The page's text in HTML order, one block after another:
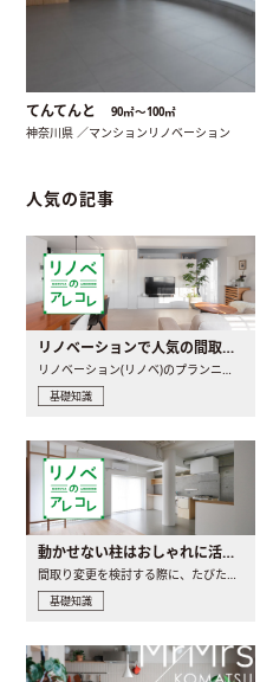
てんてんと 90㎡〜100㎡
神奈川県 ／マンションリノベーション
人気の記事
リノベーションで人気の間取りとは？トレンドの間取りと実例を徹底解説
リノベーション(リノベ)のプランニングで一番最初に決めるのは..
基礎知識
動かせない柱はおしゃれに活用！柱を魅せるリノベーション(リノベ)4選
間取り変更を検討する際に、たびたび皆さんの頭を悩ませる動か..
基礎知識